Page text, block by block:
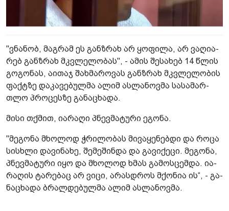
"ვნა­ნობ, მაგ­რამ ეს გან­ზრახ არ ყო­ფი­ლა, არ ვა­ღი­ა­
რებ გან­ზრახ მკვლე­ლო­ბას", - ამის შე­სა­ხებ 14 წლის
გო­გო­ნას, აი­თაჯ შახ­მა­რო­ვას გან­ზრახ მკვლე­ლო­ბის
ფაქ­ტზე და­კა­ვე­ბულ­მა ალიმ ას­ლა­ნოვ­მა სა­სა­მარ­
თლო პრო­ცეს­ზე გა­ნა­ცხა­და.
მისი თქმით, ია­რა­ღი პნევ­მა­ტუ­რი ეგო­ნა.
"მე­გო­ნა მხო­ლოდ ჭრი­ლო­ბას მი­ვა­ყე­ნებ­დი და როცა
სის­ხლი და­ვი­ნა­ხე, შე­მე­შინ­და და გა­ვი­ქე­ცი. მე­გო­ნა,
პნევ­მა­ტუ­რი იყო და მხო­ლოდ ხმას გა­მოს­ცემ­და. ია­
რა­ღის ტა­რე­ბაც არ ვიცი, არას­დროს მქო­ნია ის“, - გა­
ნა­ცხა­და ბრალ­დე­ბულ­მა ალიმ ას­ლა­ნოვ­მა.